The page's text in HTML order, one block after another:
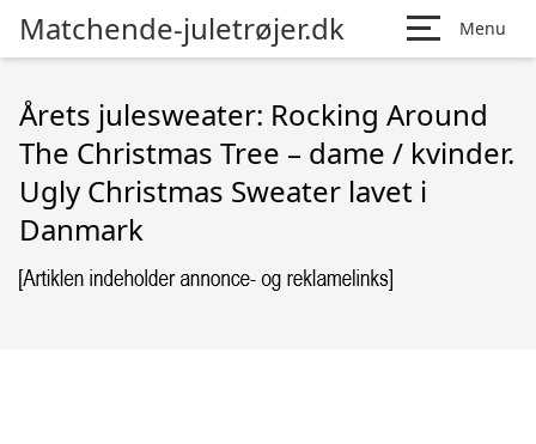
Matchende-juletrøjer.dk Menu
Årets julesweater: Rocking Around
The Christmas Tree – dame / kvinder.
Ugly Christmas Sweater lavet i
Danmark